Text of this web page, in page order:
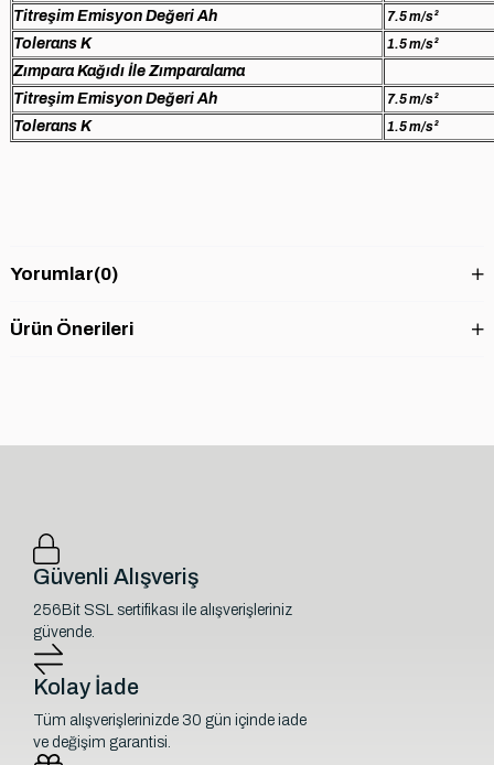
Titreşim Emisyon Değeri Ah
7.5 m/s²
Tolerans K 1.5 m/s²
Zımpara Kağıdı İle Zımparalama
Titreşim Emisyon Değeri Ah
7.5 m/s²
Tolerans K 1.5 m/s²
Yorumlar(0)
Ürün Önerileri
Güvenli Alışveriş
256Bit SSL sertifikası ile alışverişleriniz
güvende.
Kolay İade
Tüm alışverişlerinizde 30 gün içinde iade
ve değişim garantisi.